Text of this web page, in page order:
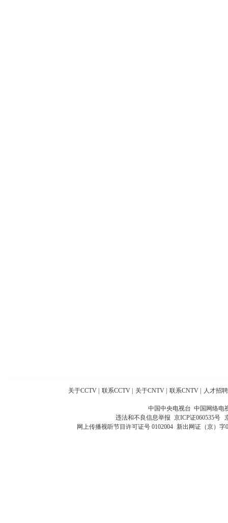
关于CCTV 联系CCTV 关于CNTV 联系CNTV 人才招聘
中国中央电视台 中国网络电
违法和不良信息举报 京ICP证060535号
网上传播视听节目许可证号 0102004 新出网证（京）